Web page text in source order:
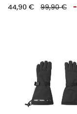
44,90 € 99,90 € -